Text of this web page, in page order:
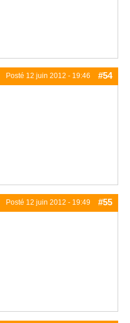
Posté 12 juin 2012 - 19:46 #54
Posté 12 juin 2012 - 19:49 #55